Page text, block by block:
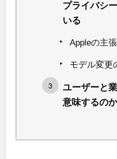
プライバシ
いる
Appleの主
モデル変更
ユーザーと
意味するの